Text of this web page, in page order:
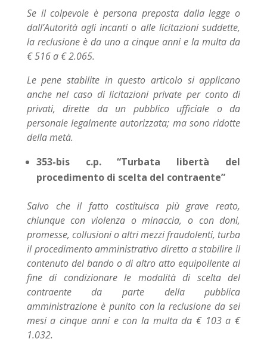
Se il colpevole è persona preposta dalla legge o
dall’Autorità agli incanti o alle licitazioni suddette,
la reclusione è da uno a cinque anni e la multa da
€ 516 a € 2.065.
Le pene stabilite in questo articolo si applicano
anche nel caso di licitazioni private per conto di
privati, dirette da un pubblico ufficiale o da
personale legalmente autorizzata; ma sono ridotte
della metà.
353-bis c.p. “Turbata libertà del
procedimento di scelta del contraente”
Salvo che il fatto costituisca più grave reato,
chiunque con violenza o minaccia, o con doni,
promesse, collusioni o altri mezzi fraudolenti, turba
il procedimento amministrativo diretto a stabilire il
contenuto del bando o di altro atto equipollente al
fine di condizionare le modalità di scelta del
contraente da parte della pubblica
amministrazione è punito con la reclusione da sei
mesi a cinque anni e con la multa da € 103 a €
1.032.